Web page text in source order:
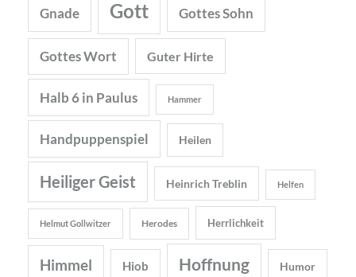
Gnade Gott Gottes Sohn
Gottes Wort Guter Hirte
Halb 6 in Paulus Hammer
Handpuppenspiel Heilen
Heiliger Geist Heinrich Treblin Helfen
Helmut Gollwitzer Herodes Herrlichkeit
Himmel Hiob Hoffnung Humor